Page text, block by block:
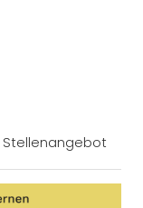
Stellenangebot